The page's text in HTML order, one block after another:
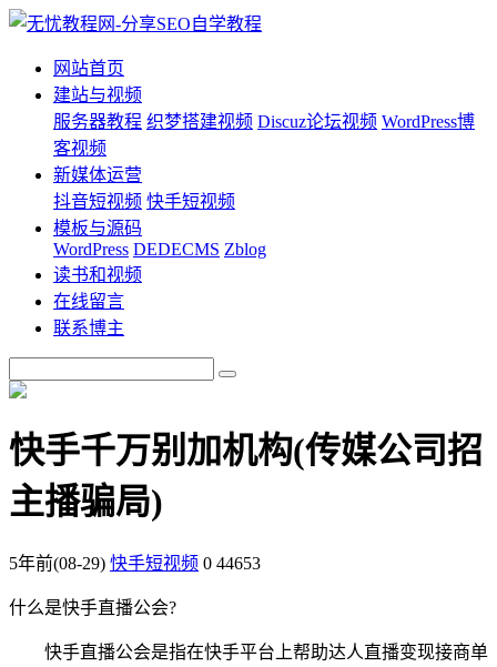
网站首页
建站与视频
服务器教程 织梦搭建视频 Discuz论坛视频 WordPress博
客视频
新媒体运营
抖音短视频 快手短视频
模板与源码
WordPress DEDECMS Zblog
读书和视频
在线留言
联系博主
快手千万别加机构(传媒公司招
主播骗局)
5年前(08-29) 快手短视频 0 44653
什么是快手直播公会?
快手直播公会是指在快手平台上帮助达人直播变现接商单